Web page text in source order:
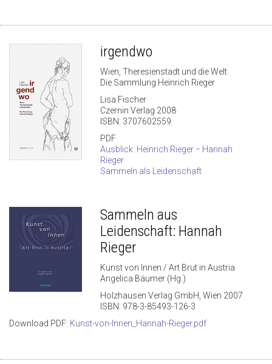
irgendwo
Wien, Theresienstadt und die Welt
Die Sammlung Heinrich Rieger
Lisa Fischer
Czernin Verlag 2008
ISBN: 3707602559
PDF
Ausblick: Heinrich Rieger − Hannah
Rieger
Sammeln als Leidenschaft
Sammeln aus
Leidenschaft: Hannah
Rieger
Kunst von Innen / Art Brut in Austria
Angelica Bäumer (Hg.)
Holzhausen Verlag GmbH, Wien 2007
ISBN: 978-3-85493-126-3
Download PDF: Kunst-von-Innen_Hannah-Rieger.pdf